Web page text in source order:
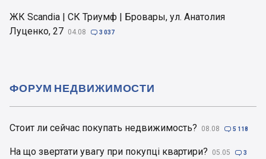
ЖК Scandia | СК Триумф | Бровары, ул. Анатолия
Луценко, 27 04.08  3 037
Стоит ли сейчас покупать недвижимость? 08.08  5 118
На що звертати увагу при покупці квартири? 05.05  3
ФОРУМ НЕДВИЖИМОСТИ